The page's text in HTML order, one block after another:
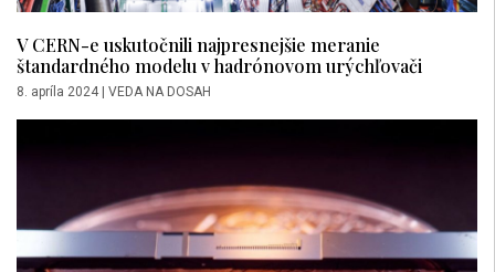
V CERN-e uskutočnili najpresnejšie meranie
štandardného modelu v hadrónovom urýchľovači
8. apríla 2024 | VEDA NA DOSAH